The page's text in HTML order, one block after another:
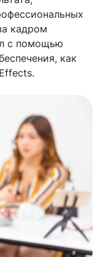
кадром
с помощью
как